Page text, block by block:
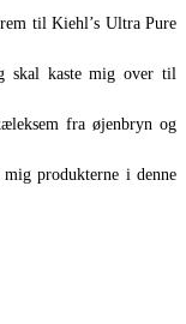
til Kiehl’s Ultra Pure
skal kaste mig over til
fra øjenbryn og
produkterne i denne